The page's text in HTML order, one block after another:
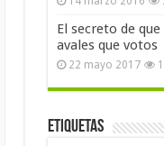
El secreto de
avales que votos
22 mayo 2017
Etiquetas